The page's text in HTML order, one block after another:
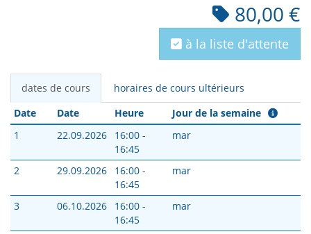
80,00 €
à la liste d'attente
dates de cours
horaires de cours ultérieurs
Date
Date Heure
Jour de la semaine
1
22.09.2026
16:00 -
16:45
mar
2 29.09.2026
16:00 -
16:45
mar
3 06.10.2026
16:00 -
16:45
mar